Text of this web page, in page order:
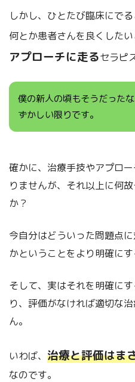
しかし、ひとたび臨床にで
何とか患者さんを良くした
アプローチに走るセラピ
僕の新人の頃もそうだった
ずかしい限りです。
確かに、治療手技やアプロ
りませんが、それ以上に何
か？
今自分はどういった問題点
かということをより明確にす
そして、実はそれを明確に
り、評価がなければ適切な
ん。
いわば、 治療と評価はま
なのです。